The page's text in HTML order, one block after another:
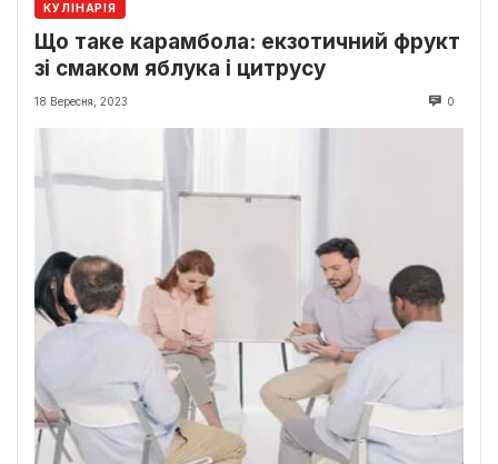
КУЛІНАРІЯ
Що таке карамбола: екзотичний фрукт
зі смаком яблука і цитрусу
18 Вересня, 2023 0